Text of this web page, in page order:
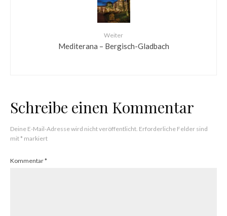
Weiter
Mediterana – Bergisch-Gladbach
Schreibe einen Kommentar
Deine E-Mail-Adresse wird nicht veröffentlicht. Erforderliche Felder sind
mit* markiert
Kommentar*